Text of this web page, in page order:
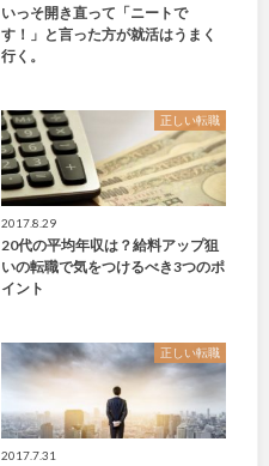
いっそ開き直って「ニートで
す！」と言った方が就活はうまく
行く。
正しい転職
2017.8.29
20代の平均年収は？給料アップ狙
いの転職で気をつけるべき3つのポ
イント
正しい転職
2017.7.31